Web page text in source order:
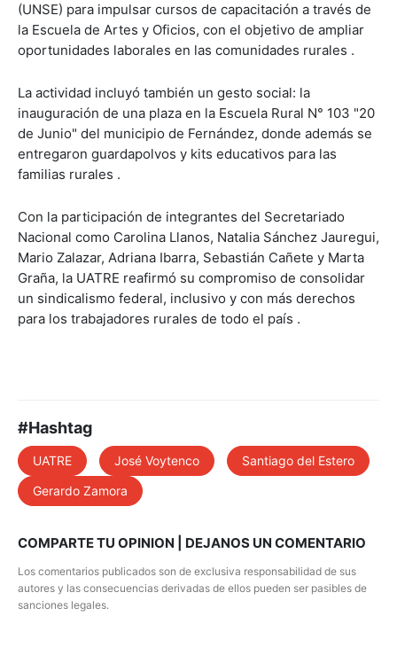
(UNSE) para impulsar cursos de capacitación a través de
la Escuela de Artes y Oficios, con el objetivo de ampliar
oportunidades laborales en las comunidades rurales .
La actividad incluyó también un gesto social: la
inauguración de una plaza en la Escuela Rural N° 103 "20
de Junio" del municipio de Fernández, donde además se
entregaron guardapolvos y kits educativos para las
familias rurales .
Con la participación de integrantes del Secretariado
Nacional como Carolina Llanos, Natalia Sánchez Jauregui,
Mario Zalazar, Adriana Ibarra, Sebastián Cañete y Marta
Graña, la UATRE reafirmó su compromiso de consolidar
un sindicalismo federal, inclusivo y con más derechos
para los trabajadores rurales de todo el país .
#Hashtag
UATRE José Voytenco
Santiago del Estero
Gerardo Zamora
COMPARTE TU OPINION | DEJANOS UN COMENTARIO
Los comentarios publicados son de exclusiva responsabilidad de sus
autores y las consecuencias derivadas de ellos pueden ser pasibles de
sanciones legales.